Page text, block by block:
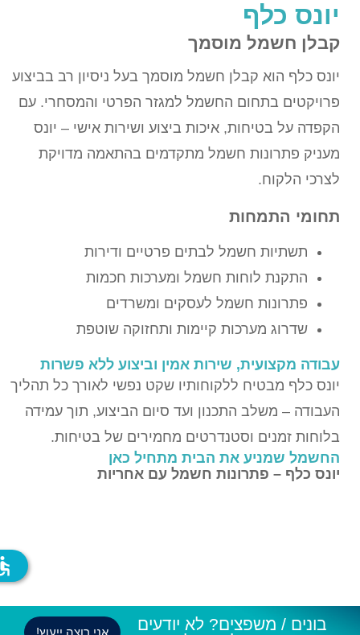
יונס כלף
קבלן חשמל מוסמך
יונס כלף הוא קבלן חשמל מוסמך בעל ניסיון רב בביצוע
פרויקטים בתחום החשמל למגזר הפרטי והמסחרי. עם
הקפדה על בטיחות, איכות ביצוע ושירות אישי – יונס
מעניק פתרונות חשמל מתקדמים בהתאמה מדויקת
לצרכי הלקוח.
תחומי התמחות
תשתיות חשמל לבתים פרטיים ודירות
התקנת לוחות חשמל ומערכות חכמות
פתרונות חשמל לעסקים ומשרדים
שדרוג מערכות קיימות ותחזוקה שוטפת
עבודה מקצועית, שירות אמין וביצוע ללא פשרות
יונס כלף מבטיח ללקוחותיו שקט נפשי לאורך כל תהליך
העבודה – משלב התכנון ועד סיום הביצוע, תוך עמידה
בלוחות זמנים וסטנדרטים מחמירים של בטיחות.
החשמל שמניע את הבית מתחיל כאן
יונס כלף – פתרונות חשמל עם אחריות
בונים / משפצים? לא יודעים
אני רוצה ייעוץ!